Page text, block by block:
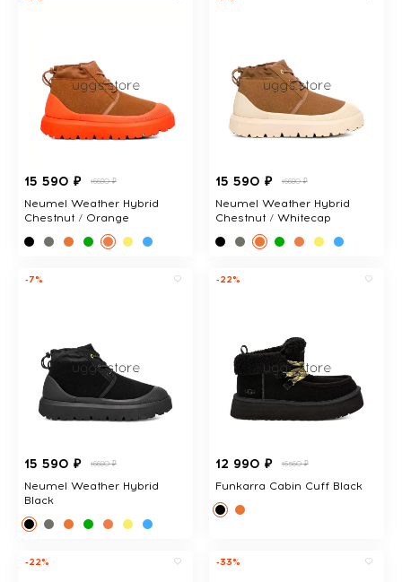
15 590 ₽ 16680 ₽
Neumel Weather Hybrid
Chestnut / Orange
15 590 ₽ 16680 ₽
Neumel Weather Hybrid
Chestnut / Whitecap
-7%
15 590 ₽ 16680 ₽
Neumel Weather Hybrid
Black
-22%
12 990 ₽ 16560 ₽
Funkarra Cabin Cuff Black
-22% -33%